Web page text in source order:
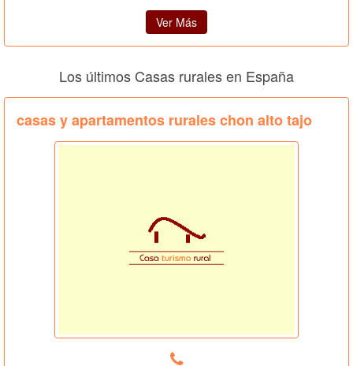
Ver Más
Los últimos Casas rurales en España
casas y apartamentos rurales chon alto tajo